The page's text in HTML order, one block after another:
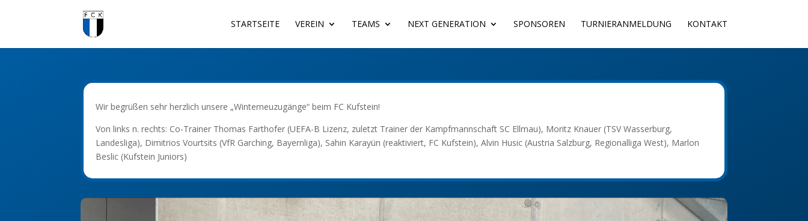
STARTSEITE VEREIN TEAMS NEXT GENERATION SPONSOREN TURNIERANMELDUNG KONTAKT
Wir begrüßen sehr herzlich unsere „Winterneuzugänge“ beim FC Kufstein!
Von links n. rechts: Co-Trainer Thomas Farthofer (UEFA-B Lizenz, zuletzt Trainer der Kampfmannschaft SC Ellmau), Moritz Knauer (TSV Wasserburg,
Landesliga), Dimitrios Vourtsits (VfR Garching, Bayernliga), Sahin Karayün (reaktiviert, FC Kufstein), Alvin Husic (Austria Salzburg, Regionalliga West), Marlon
Beslic (Kufstein Juniors)